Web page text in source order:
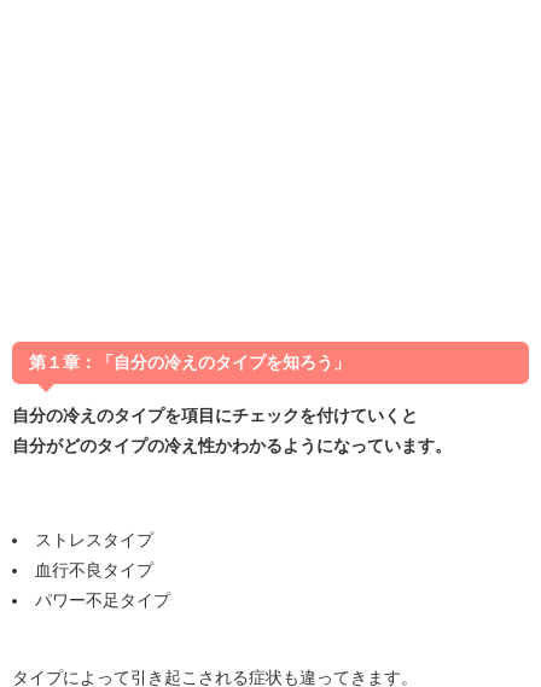
第１章：「自分の冷えのタイプを知ろう」
自分の冷えのタイプを項目にチェックを付けていくと
自分がどのタイプの冷え性かわかるようになっています。
ストレスタイプ
血行不良タイプ
パワー不足タイプ
タイプによって引き起こされる症状も違ってきます。